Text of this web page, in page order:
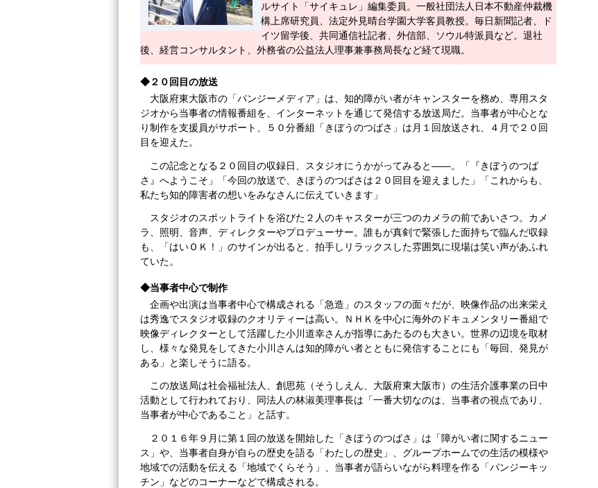
ルサイト「サイキュレ」編集委員。一般社団法人日本不動産仲裁機
構上席研究員、法定外見晴台学園大学客員教授。毎日新聞記者、ド
イツ留学後、共同通信社記者、外信部、ソウル特派員など。退社
後、経営コンサルタント、外務省の公益法人理事兼事務局長など経て現職。
◆２０回目の放送
大阪府東大阪市の「パンジーメディア」は、知的障がい者がキャンスターを務め、専用スタ
ジオから当事者の情報番組を、インターネットを通じて発信する放送局だ。当事者が中心とな
り制作を支援員がサポート、５０分番組「きぼうのつばさ」は月１回放送され、４月で２０回
目を迎えた。
この記念となる２０回目の収録日、スタジオにうかがってみると――。「『きぼうのつば
さ』へようこそ」「今回の放送で、きぼうのつばさは２０回目を迎えました」「これからも、
私たち知的障害者の想いをみなさんに伝えていきます」
スタジオのスポットライトを浴びた２人のキャスターが三つのカメラの前であいさつ。カメ
ラ、照明、音声、ディレクターやプロデューサー。誰もが真剣で緊張した面持ちで臨んだ収録
も、「はいＯＫ！」のサインが出ると、拍手しリラックスした雰囲気に現場は笑い声があふれ
ていた。
◆当事者中心で制作
企画や出演は当事者中心で構成される「急造」のスタッフの面々だが、映像作品の出来栄え
は秀逸でスタジオ収録のクオリティーは高い。ＮＨＫを中心に海外のドキュメンタリー番組で
映像ディレクターとして活躍した小川道幸さんが指導にあたるのも大きい。世界の辺境を取材
し、様々な発見をしてきた小川さんは知的障がい者とともに発信することにも「毎回、発見が
ある」と楽しそうに語る。
この放送局は社会福祉法人、創思苑（そうしえん、大阪府東大阪市）の生活介護事業の日中
活動として行われており、同法人の林淑美理事長は「一番大切なのは、当事者の視点であり、
当事者が中心であること」と話す。
２０１６年９月に第１回の放送を開始した「きぼうのつばさ」は「障がい者に関するニュー
ス」や、当事者自身が自らの歴史を語る「わたしの歴史」、グループホームでの生活の模様や
地域での活動を伝える「地域でくらそう」、当事者が語らいながら料理を作る「パンジーキッ
チン」などのコーナーなどで構成される。